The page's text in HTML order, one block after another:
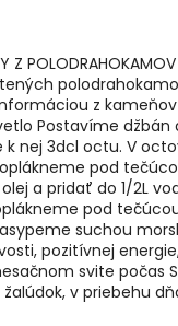
z
Postavíme džbán
nej 3dcl octu. V
pod
a pridať do 1/2L
pod
suchou
pozitívnej
svite počas
v priebehu